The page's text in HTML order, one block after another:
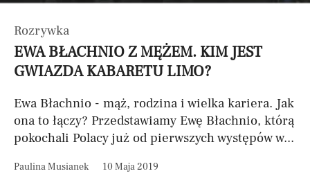
Rozrywka
EWA BŁACHNIO Z MĘŻEM. KIM JEST
GWIAZDA KABARETU LIMO?
Ewa Błachnio - mąż, rodzina i wielka kariera. Jak
ona to łączy? Przedstawiamy Ewę Błachnio, którą
pokochali Polacy już od pierwszych występów w...
Paulina Musianek 10 Maja 2019